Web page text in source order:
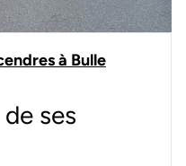
à Bulle
ses